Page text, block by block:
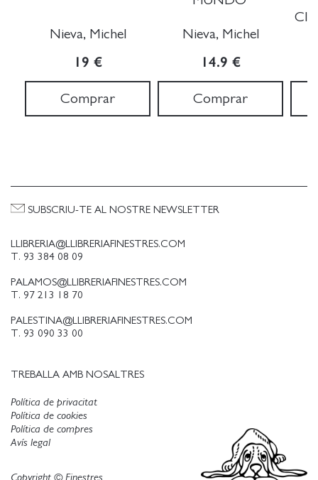
Nieva, Michel
19 €
Comprar
Nieva, Michel
14.9 €
Comprar
LLIBRERIA@LLIBRERIAFINESTRES.COM
T. 93 384 08 09
PALAMOS@LLIBRERIAFINESTRES.COM
T. 97 213 18 70
PALESTINA@LLIBRERIAFINESTRES.COM
T. 93 090 33 00
TREBALLA AMB NOSALTRES
SUBSCRIU-TE AL NOSTRE NEWSLETTER
Política de privacitat
Política de cookies
Avís legal
Política de compres
Copyright © Finestres